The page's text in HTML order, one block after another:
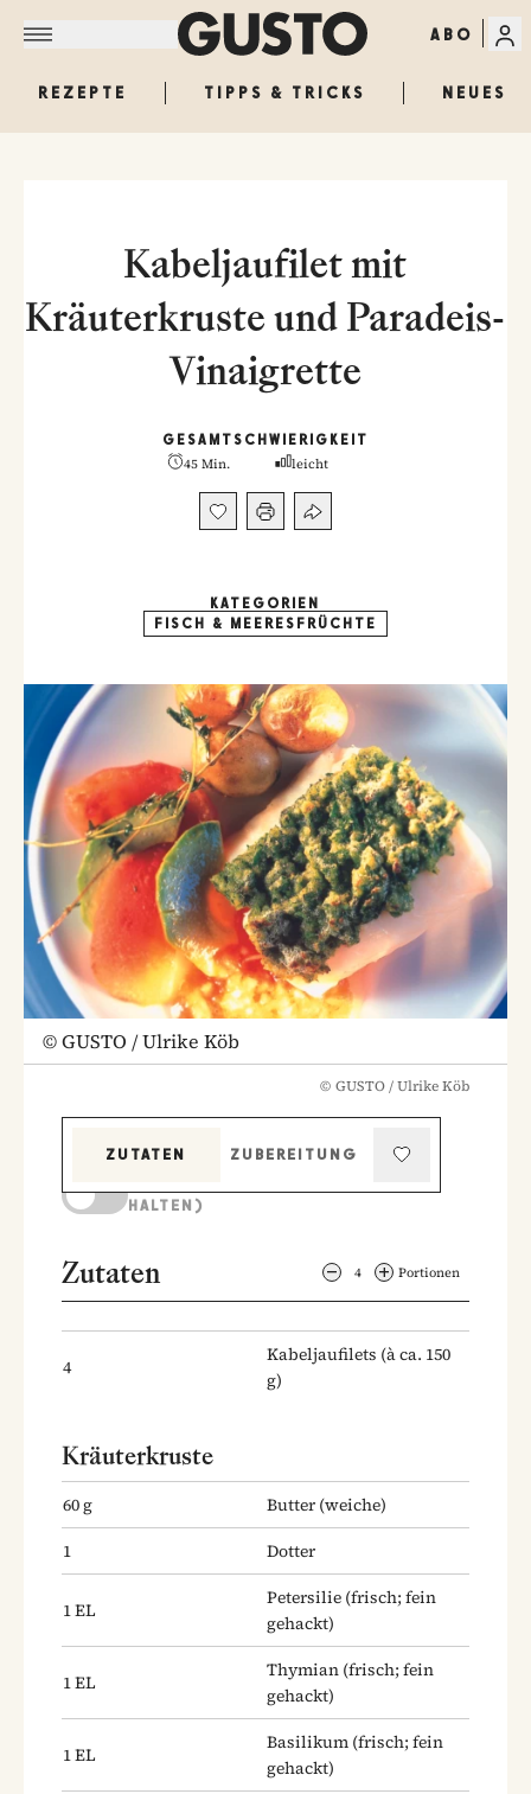
ABO
REZEPTE TIPPS & TRICKS NEUES
Kabeljaufilet mit
Kräuterkruste und Paradeis-
Vinaigrette
GESAMT
45 Min.
SCHWIERIGKEIT
leicht
KATEGORIEN
FISCH & MEERESFRÜCHTE
©GUSTO / Ulrike Köb
© GUSTO / Ulrike Köb
ZUTATEN
ZUBEREITUNG
HALTEN)
Zutaten 4 Portionen
4
Kabeljaufilets (à ca. 150
g)
Kräuterkruste
60g Butter (weiche)
1
Dotter
1EL
Petersilie (frisch; fein
gehackt)
1EL
Thymian (frisch; fein
gehackt)
1EL
Basilikum (frisch; fein
gehackt)